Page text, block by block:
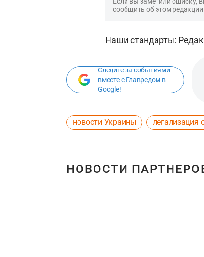
сообщить об этом редакции.
Наши стандарты:
Следите за событиями
вместе с Главредом в
Google!
новости Украины легализация
НОВОСТИ